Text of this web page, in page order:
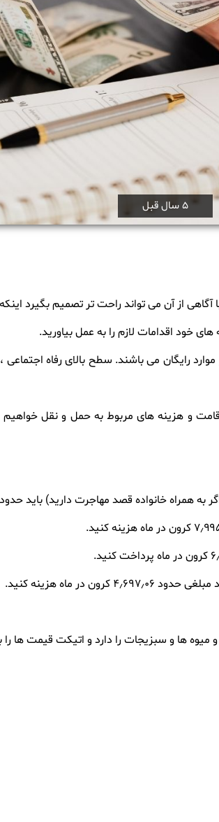
5 سال قبل
از آن می تواند راحت تر تصمیم بگیرد
خود اقدامات لازم را به عمل بیاورید.
رایگان می باشند. سطح بالای رفاه اجتماعی
و هزینه های مربوط به حمل و نقل خواهیم
مهاجرت دارید) باید حدود ۱۱٫۴۹۳٫۹۷ کرون در ماه پرداخت کنید.
در ماه هزینه کنید.
میوه ها و سبزیجات را دارد و اتیکت قیمت ها